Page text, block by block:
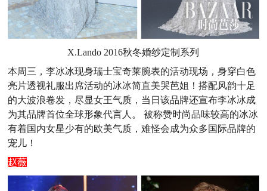
X.Lando 2016秋冬婚纱定制系列
本周三，李冰冰现身瑞士宝奇莱腕表的活动现场，身穿白色
亮片透视礼服出席活动的冰冰简直美哭芭姐！搭配风韵十足
的大波浪卷发，尽显女王气质，当日该品牌还宣布李冰冰成
为其品牌首位全球形象代言人。 被称赞时尚品味较高的冰冰
有着国内女星少有的欧美气质，难怪会成为众多国际品牌的
宠儿！
赵薇